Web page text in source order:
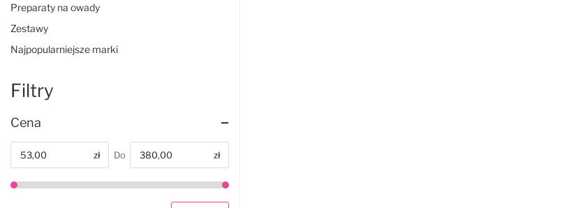
Preparaty na owady
Zestawy
Najpopularniejsze marki
Filtry
Cena
Od zł Do zł